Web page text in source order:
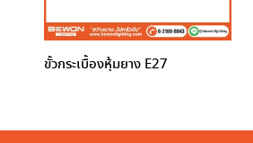
ขั้วกระเบื้องหุ้มยาง E27